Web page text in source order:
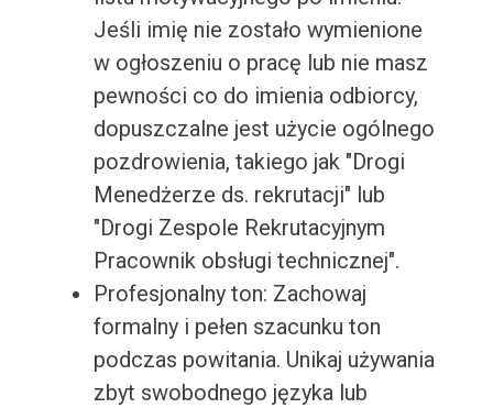
Jeśli imię nie zostało wymienione
w ogłoszeniu o pracę lub nie masz
pewności co do imienia odbiorcy,
dopuszczalne jest użycie ogólnego
pozdrowienia, takiego jak "Drogi
Menedżerze ds. rekrutacji" lub
"Drogi Zespole Rekrutacyjnym
Pracownik obsługi technicznej".
Profesjonalny ton: Zachowaj
formalny i pełen szacunku ton
podczas powitania. Unikaj używania
zbyt swobodnego języka lub